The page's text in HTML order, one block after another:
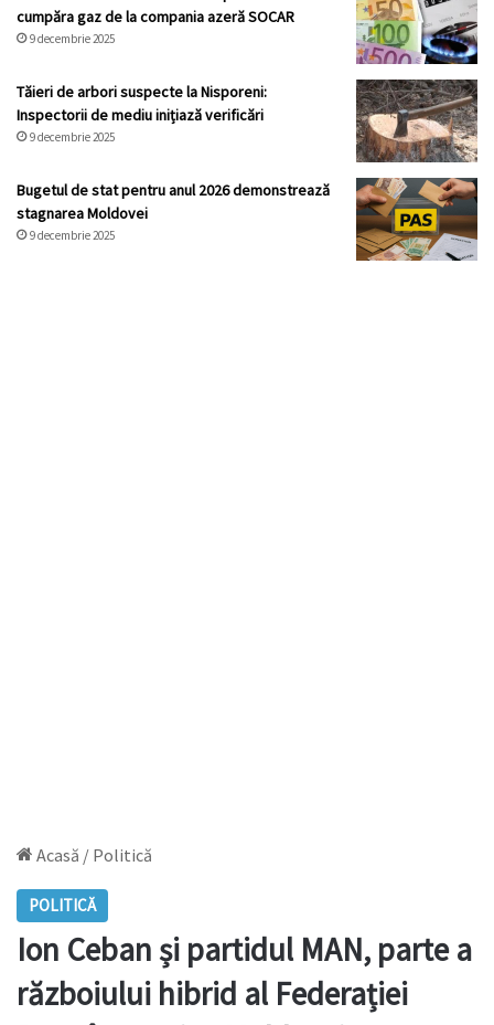
cumpăra gaz de la compania azeră SOCAR
9 decembrie 2025
Tăieri de arbori suspecte la Nisporeni:
Inspectorii de mediu inițiază verificări
9 decembrie 2025
Bugetul de stat pentru anul 2026 demonstrează
stagnarea Moldovei
9 decembrie 2025